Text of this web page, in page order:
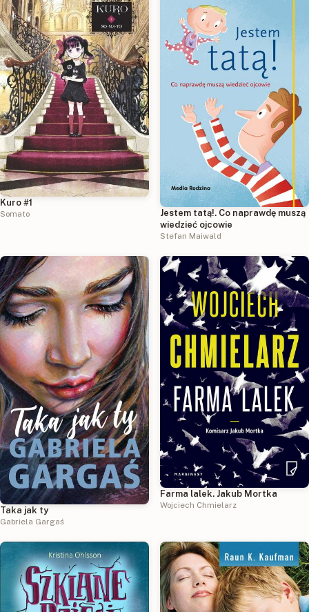
Kuro #1
Somato
Jestem tatą!. Co naprawdę muszą
wiedzieć ojcowie
Stefan Maiwald
Taka jak ty
Gabriela Gargaś
Farma lalek. Jakub Mortka
Wojciech Chmielarz